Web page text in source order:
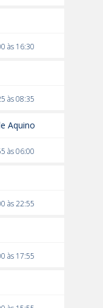
às 16:30
às 08:35
Aquino
às 06:00
às 22:55
às 17:55